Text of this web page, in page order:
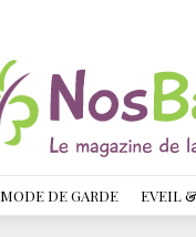
MODE DE GARDE EVEIL